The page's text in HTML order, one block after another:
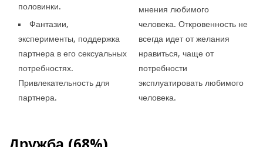
половинки.
Фантазии,
эксперименты, поддержка
партнера в его сексуальных
потребностях.
Привлекательность для
партнера.
мнения любимого
человека. Откровенность не
всегда идет от желания
нравиться, чаще от
потребности
эксплуатировать любимого
человека.